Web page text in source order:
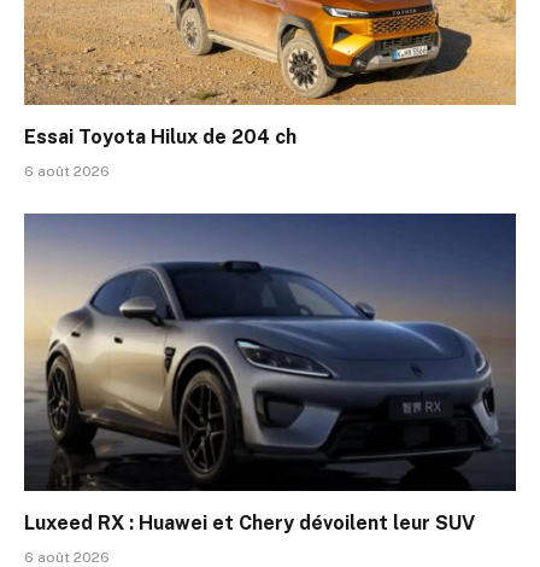
Essai Toyota Hilux de 204 ch
6 août 2026
Luxeed RX : Huawei et Chery dévoilent leur SUV
6 août 2026